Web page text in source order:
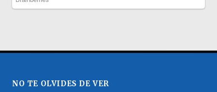
NO TE OLVIDES DE VER